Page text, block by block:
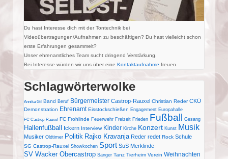
Du hast Interesse dich mit der Tontechnik bei
Videoübertragungen/Aufnahmen zu beschäftigen? Du hast vielleicht schon
erste Erfahrungen gesammelt?
Unser ehrenamtliches Team sucht dringend Verstärkung.
Bei Interesse würden wir uns über eine Kontaktaufnahme freuen.
Schlagwörterwolke
Annika Gil Band Beruf Bürgermeister Castrop-Rauxel Christian Reder CKÜ
Demonstration Ehrenamt Eisstockschießen Engagement Europahalle
FC Castrop-Rauxel FC Frohlinde Feuerwehr Freizeit Frieden Fußball Gesang
Hallenfußball Ickern Interview Kinder Kirche Konzert Kunst Musik
Musiker Oldtimer Politik Rajko Kravanja Reder redet Rock Schule
SG Castrop-Rauxel Showkochen Sport SuS Merklinde
SV Wacker Obercastrop Sänger Tanz Tierheim Verein Weihnachten